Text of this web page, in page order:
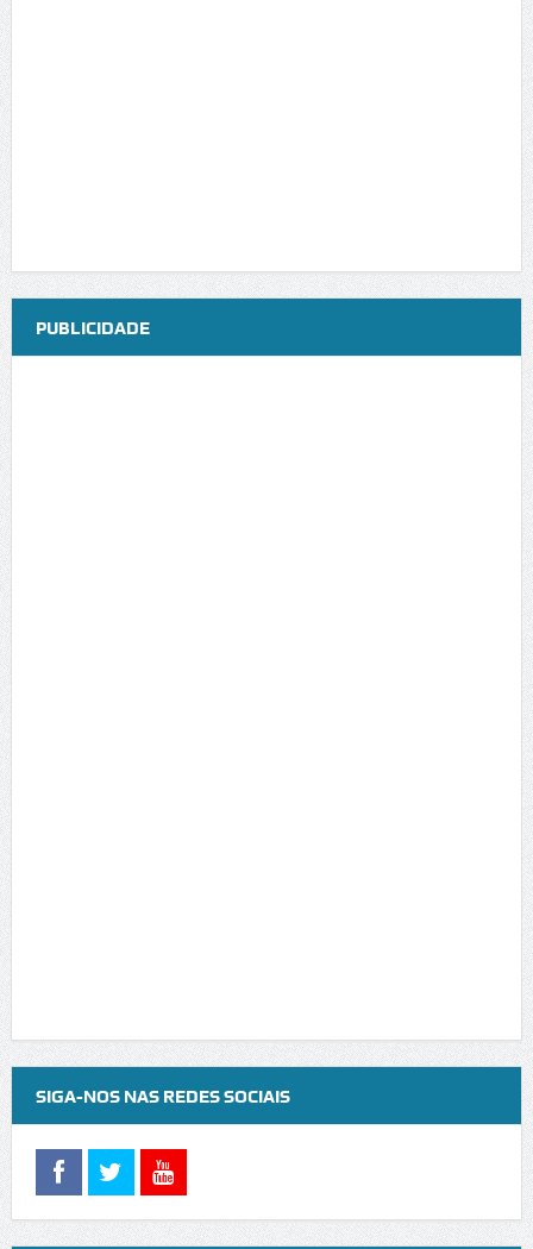
PUBLICIDADE
SIGA-NOS NAS REDES SOCIAIS